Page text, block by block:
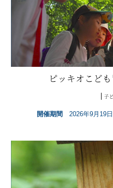
ピッキオこど
子
開催期間 2026年9月19